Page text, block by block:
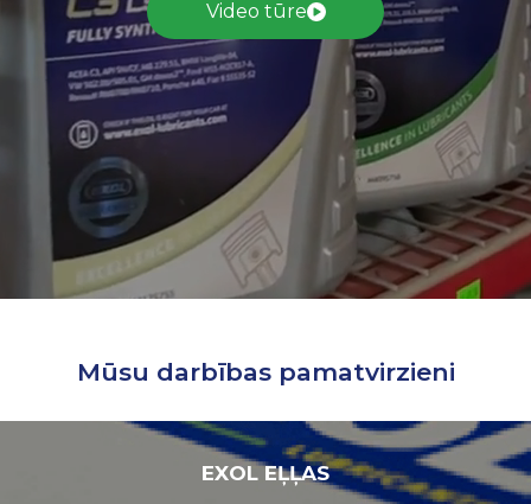
Video tūre
Mūsu darbības pamatvirzieni
EXOLEĻĻAS